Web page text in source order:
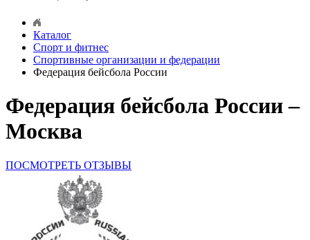
Каталог
Спорт и фитнес
Спортивные организации и федерации
Федерация бейсбола России
Федерация бейсбола России –
Москва
ПОСМОТРЕТЬ ОТЗЫВЫ